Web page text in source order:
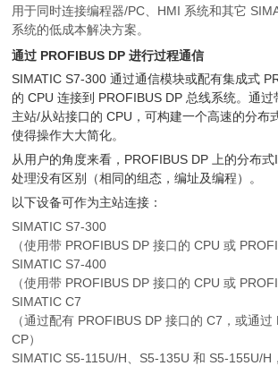
用于同时连接编程器/PC、HMI 系统和其它
系统的低成本解决方案。
通过 PROFIBUS DP 进行过程通信
SIMATIC S7-300 通过通信模块或配有集成式
的 CPU 连接到 PROFIBUS DP 总线系统。通
主站/从站接口的 CPU，可构建一个高速的分布
使得操作大大简化。
从用户的角度来看，PROFIBUS DP 上的分布
处理没有区别（相同的组态，编址及编程）。
以下设备可作为主站连接：
SIMATIC S7-300
（使用带 PROFIBUS DP 接口的 CPU 或
SIMATIC S7-400
（使用带 PROFIBUS DP 接口的 CPU 或
SIMATIC C7
（通过配有 PROFIBUS DP 接口的 C7，或通
CP）
SIMATIC S5-115U/H、S5-135U 和 S5-155U/H